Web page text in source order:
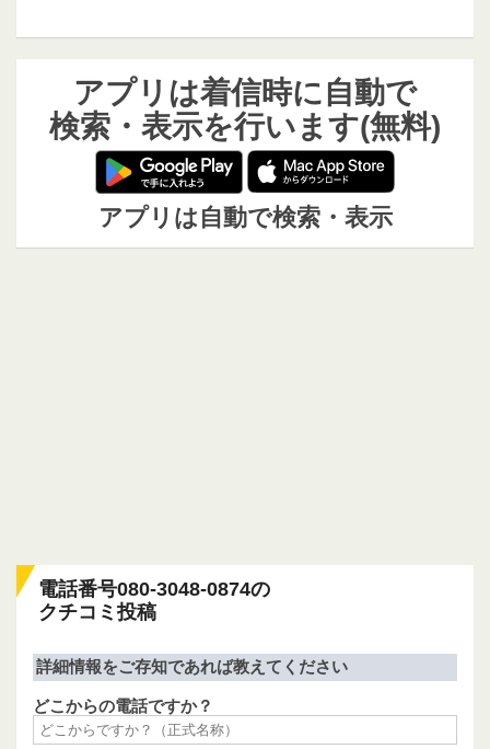
アプリは着信時に自動で
検索・表示を行います(無料)
アプリは自動で検索・表示
電話番号080-3048-0874の
クチコミ投稿
詳細情報をご存知であれば教えてください
どこからの電話ですか？